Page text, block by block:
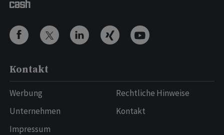
Kontakt
Werbung
Unternehmen
Impressum
Rechtliche Hinweise
Kontakt